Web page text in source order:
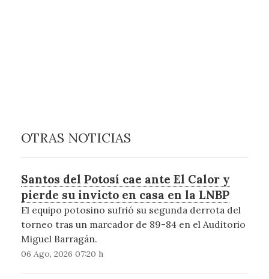
OTRAS NOTICIAS
Santos del Potosí cae ante El Calor y
pierde su invicto en casa en la LNBP
El equipo potosino sufrió su segunda derrota del
torneo tras un marcador de 89-84 en el Auditorio
Miguel Barragán.
06 Ago, 2026 07:20 h